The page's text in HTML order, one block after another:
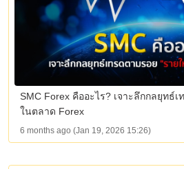
SMC Forex คืออะไร? เจาะลึกกลยุทธ์
ในตลาด Forex
6 months ago (Jan 19, 2026 15:26)